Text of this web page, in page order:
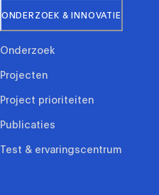
ONDERZOEK & INNOVATIE
Onderzoek
Projecten
Project prioriteiten
Publicaties
Test & ervaringscentrum